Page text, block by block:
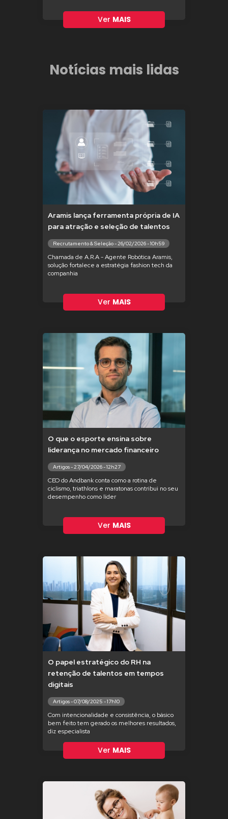
Ver MAIS
Notícias mais lidas
Aramis lança ferramenta própria de IA
para atração e seleção de talentos
Recrutamento & Seleção - 26/02/2026 - 10h59
Chamada de A.R.A - Agente Robótica Aramis,
solução fortalece a estratégia fashion tech da
companhia
Ver MAIS
O que o esporte ensina sobre
liderança no mercado financeiro
Artigos - 27/04/2026 - 12h27
CEO do Andbank conta como a rotina de
ciclismo, triathlons e maratonas contribui no seu
desempenho como líder
Ver MAIS
O papel estratégico do RH na
retenção de talentos em tempos
digitais
Artigos - 07/08/2025 - 17h10
Com intencionalidade e consistência, o básico
bem feito tem gerado os melhores resultados,
diz especialista
Ver MAIS